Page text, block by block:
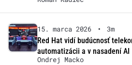
15. marca 2026 •
3m
Red Hat vidí budúcnosť
automatizácii a v nasadení AI
Ondrej Macko